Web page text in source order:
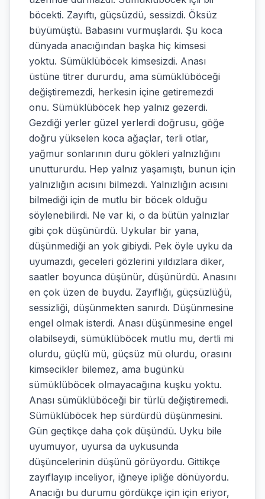
böcekti. Zayıftı, güçsüzdü, sessizdi. Öksüz
büyümüştü. Babasını vurmuşlardı. Şu koca
dünyada anacığından başka hiç kimsesi
yoktu. Sümüklüböcek kimsesizdi. Anası
üstüne titrer dururdu, ama sümüklüböceği
değiştiremezdi, herkesin içine getiremezdi
onu. Sümüklüböcek hep yalnız gezerdi.
Gezdiği yerler güzel yerlerdi doğrusu, göğe
doğru yükselen koca ağaçlar, terli otlar,
yağmur sonlarının duru gökleri yalnızlığını
unuttururdu. Hep yalnız yaşamıştı, bunun için
yalnızlığın acısını bilmezdi. Yalnızlığın acısını
bilmediği için de mutlu bir böcek olduğu
söylenebilirdi. Ne var ki, o da bütün yalnızlar
gibi çok düşünürdü. Uykular bir yana,
düşünmediği an yok gibiydi. Pek öyle uyku da
uyumazdı, geceleri gözlerini yıldızlara diker,
saatler boyunca düşünür, düşünürdü. Anasını
en çok üzen de buydu. Zayıflığı, güçsüzlüğü,
sessizliği, düşünmekten sanırdı. Düşünmesine
engel olmak isterdi. Anası düşünmesine engel
olabilseydi, sümüklüböcek mutlu mu, dertli mi
olurdu, güçlü mü, güçsüz mü olurdu, orasını
kimsecikler bilemez, ama bugünkü
sümüklüböcek olmayacağına kuşku yoktu.
Anası sümüklüböceği bir türlü değiştiremedi.
Sümüklüböcek hep sürdürdü düşünmesini.
Gün geçtikçe daha çok düşündü. Uyku bile
uyumuyor, uyursa da uykusunda
düşüncelerinin düşünü görüyordu. Gittikçe
zayıflayıp inceliyor, iğneye ipliğe dönüyordu.
Anacığı bu durumu gördükçe için için eriyor,